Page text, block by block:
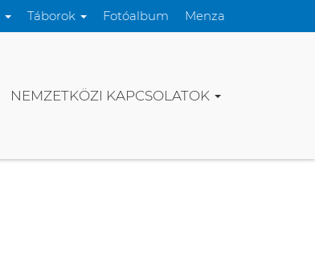
Táborok Fotóalbum Menza
NEMZETKÖZI KAPCSOLATOK